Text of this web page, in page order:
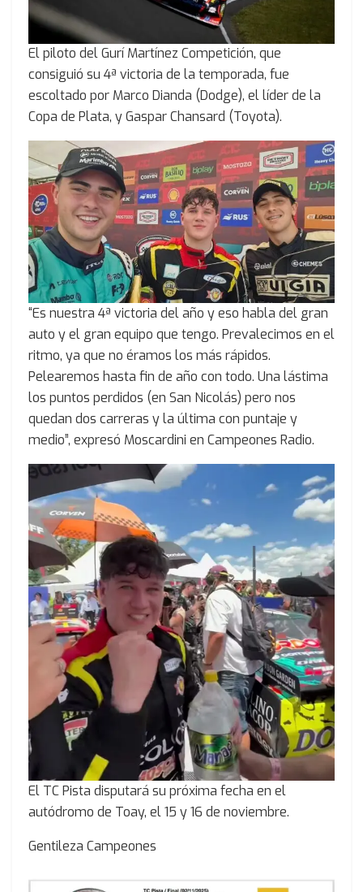
El piloto del Gurí Martínez Competición, que
consiguió su 4ª victoria de la temporada, fue
escoltado por Marco Dianda (Dodge), el líder de la
Copa de Plata, y Gaspar Chansard (Toyota).
“Es nuestra 4ª victoria del año y eso habla del gran
auto y el gran equipo que tengo. Prevalecimos en el
ritmo, ya que no éramos los más rápidos.
Pelearemos hasta fin de año con todo. Una lástima
los puntos perdidos (en San Nicolás) pero nos
quedan dos carreras y la última con puntaje y
medio”, expresó Moscardini en Campeones Radio.
El TC Pista disputará su próxima fecha en el
autódromo de Toay, el 15 y 16 de noviembre.
Gentileza Campeones